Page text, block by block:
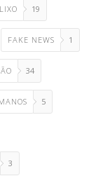
LIXO 19
FAKE NEWS 1
34
5
3